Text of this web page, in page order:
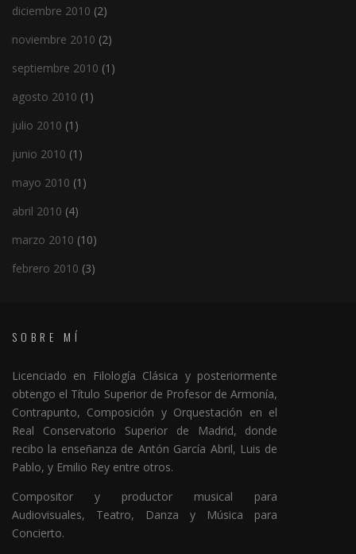
diciembre 2010 (2)
noviembre 2010 (2)
septiembre 2010 (1)
agosto 2010 (1)
julio 2010 (1)
junio 2010 (1)
mayo 2010 (1)
abril 2010 (4)
marzo 2010 (10)
febrero 2010 (3)
SOBRE MÍ
Licenciado en Filología Clásica y posteriormente
obtengo el Título Superior de Profesor de Armonía,
Contrapunto, Composición y Orquestación en el
Real Conservatorio Superior de Madrid, donde
recibo la enseñanza de Antón García Abril, Luis de
Pablo, y Emilio Rey entre otros.
Compositor y productor musical para
Audiovisuales, Teatro, Danza y Música para
Concierto.